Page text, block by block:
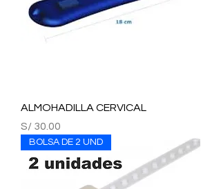
ALMOHADILLA CERVICAL
Precio
S/ 30.00
BOLSA DE 2 UND